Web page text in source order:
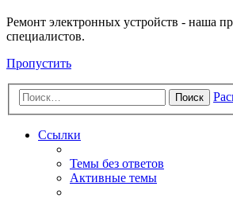
Ремонт электронных устройств - наша
специалистов.
Пропустить
Поиск
Ссылки
Темы без ответов
Активные темы